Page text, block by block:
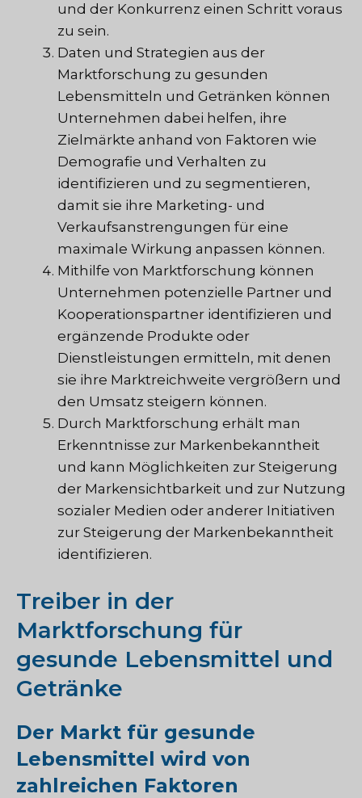
und der Konkurrenz einen Schritt voraus
zu sein.
Daten und Strategien aus der
Marktforschung zu gesunden
Lebensmitteln und Getränken können
Unternehmen dabei helfen, ihre
Zielmärkte anhand von Faktoren wie
Demografie und Verhalten zu
identifizieren und zu segmentieren,
damit sie ihre Marketing- und
Verkaufsanstrengungen für eine
maximale Wirkung anpassen können.
Mithilfe von Marktforschung können
Unternehmen potenzielle Partner und
Kooperationspartner identifizieren und
ergänzende Produkte oder
Dienstleistungen ermitteln, mit denen
sie ihre Marktreichweite vergrößern und
den Umsatz steigern können.
Durch Marktforschung erhält man
Erkenntnisse zur Markenbekanntheit
und kann Möglichkeiten zur Steigerung
der Markensichtbarkeit und zur Nutzung
sozialer Medien oder anderer Initiativen
zur Steigerung der Markenbekanntheit
identifizieren.
Treiber in der
Marktforschung für
gesunde Lebensmittel und
Getränke
Der Markt für gesunde
Lebensmittel wird von
zahlreichen Faktoren